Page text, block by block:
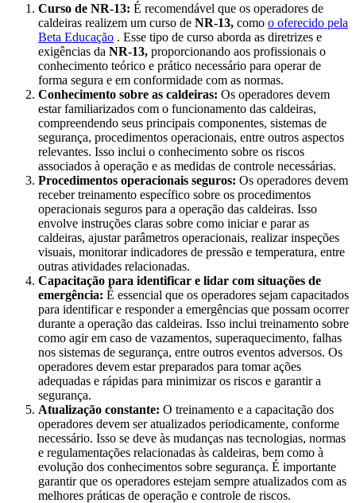
Curso de NR-13: É recomendável que os operadores de
caldeiras realizem um curso de NR-13, como o oferecido pela
Beta Educação . Esse tipo de curso aborda as diretrizes e
exigências da NR-13, proporcionando aos profissionais o
conhecimento teórico e prático necessário para operar de
forma segura e em conformidade com as normas.
Conhecimento sobre as caldeiras: Os operadores devem
estar familiarizados com o funcionamento das caldeiras,
compreendendo seus principais componentes, sistemas de
segurança, procedimentos operacionais, entre outros aspectos
relevantes. Isso inclui o conhecimento sobre os riscos
associados à operação e as medidas de controle necessárias.
Procedimentos operacionais seguros: Os operadores devem
receber treinamento específico sobre os procedimentos
operacionais seguros para a operação das caldeiras. Isso
envolve instruções claras sobre como iniciar e parar as
caldeiras, ajustar parâmetros operacionais, realizar inspeções
visuais, monitorar indicadores de pressão e temperatura, entre
outras atividades relacionadas.
Capacitação para identificar e lidar com situações de
emergência: É essencial que os operadores sejam capacitados
para identificar e responder a emergências que possam ocorrer
durante a operação das caldeiras. Isso inclui treinamento sobre
como agir em caso de vazamentos, superaquecimento, falhas
nos sistemas de segurança, entre outros eventos adversos. Os
operadores devem estar preparados para tomar ações
adequadas e rápidas para minimizar os riscos e garantir a
segurança.
Atualização constante: O treinamento e a capacitação dos
operadores devem ser atualizados periodicamente, conforme
necessário. Isso se deve às mudanças nas tecnologias, normas
e regulamentações relacionadas às caldeiras, bem como à
evolução dos conhecimentos sobre segurança. É importante
garantir que os operadores estejam sempre atualizados com as
melhores práticas de operação e controle de riscos.